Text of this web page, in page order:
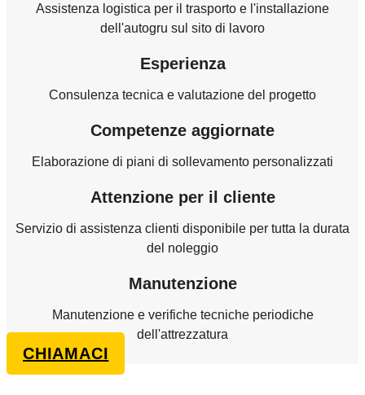
Assistenza logistica per il trasporto e l'installazione
dell'autogru sul sito di lavoro
Esperienza
Consulenza tecnica e valutazione del progetto
Competenze aggiornate
Elaborazione di piani di sollevamento personalizzati
Attenzione per il cliente
Servizio di assistenza clienti disponibile per tutta la durata
del noleggio
Manutenzione
Manutenzione e verifiche tecniche periodiche
dell'attrezzatura
CHIAMACI